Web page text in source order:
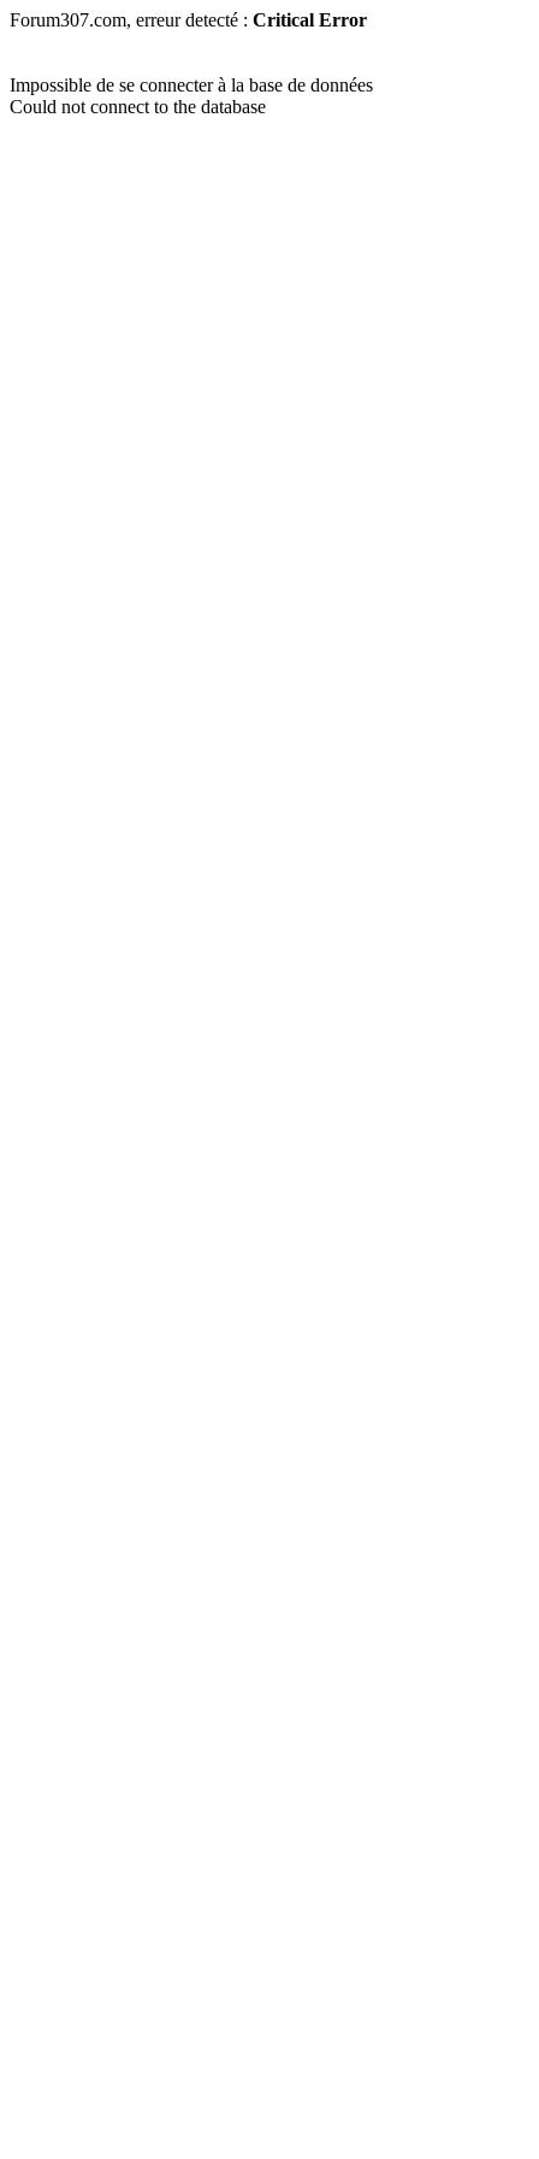
Forum307.com, erreur detecté : Critical Error
Impossible de se connecter à la base de données
Could not connect to the database